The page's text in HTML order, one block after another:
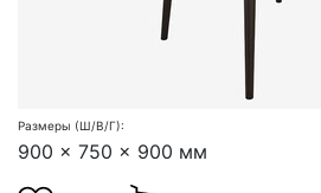
Размеры (Ш/В/Г):
900 x 750 x 900 мм